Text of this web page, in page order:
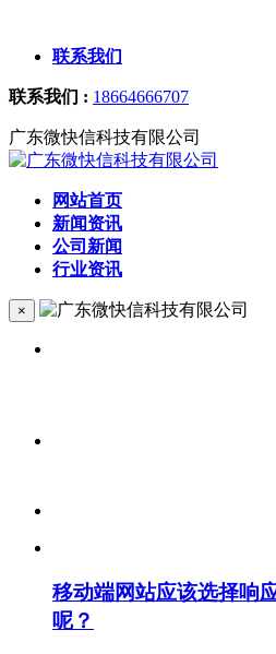
联系我们
联系我们 : 18664666707
广东微快信科技有限公司
网站首页
新闻资讯
公司新闻
行业资讯
×
移动端网站应该选择响
呢？